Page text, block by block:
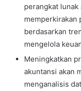
perangkat
memperkirakan
berdasarkan
mengelola
Meningkatkan
akuntansi akan
menganalisis